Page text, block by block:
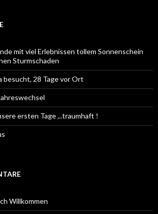
mit viel Erlebnissen tollem Sonnenschein
Sturmschaden
besucht, 28 Tage vor Ort
ersten Tage ,..traumhaft !
Willkommen